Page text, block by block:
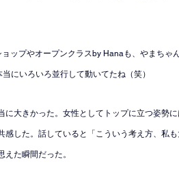
ップやオープンクラスby Hanaも、やまちゃ
にいろいろ並行して動いてたね（笑）
大きかった。女性としてトップに立つ姿勢
した。話していると「こういう考え方、私
た瞬間だった。